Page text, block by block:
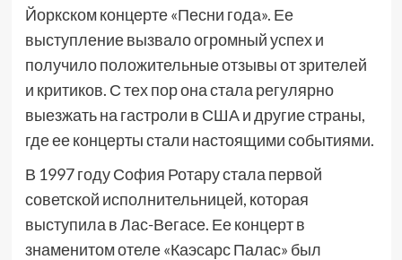
Йоркском концерте «Песни года». Ее
выступление вызвало огромный успех и
получило положительные отзывы от зрителей
и критиков. С тех пор она стала регулярно
выезжать на гастроли в США и другие страны,
где ее концерты стали настоящими событиями.
В 1997 году София Ротару стала первой
советской исполнительницей, которая
выступила в Лас-Вегасе. Ее концерт в
знаменитом отеле «Каэсарс Палас» был